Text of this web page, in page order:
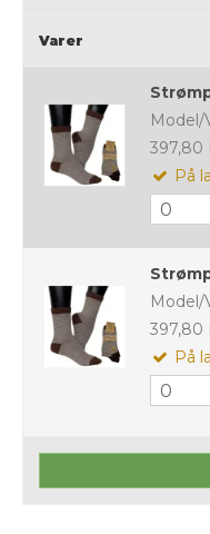
Varer
Model/
397,80
På
Model/
397,80
På